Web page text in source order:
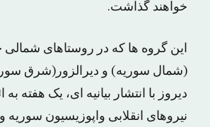
خواهند گذاشت.
این گروه ها که در روستاهای شمالی
(شمال سوریه) و دیرالزور(شرق
دیروز با انتشار بیانیه ای، یک هفته به
نیروهای انقلابی واپوزیسیون